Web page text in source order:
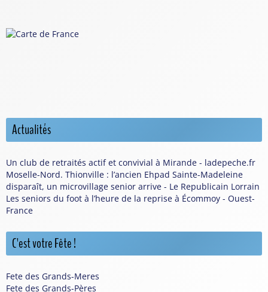
Actualités
Un club de retraités actif et convivial à Mirande - ladepeche.fr
Moselle-Nord. Thionville : l’ancien Ehpad Sainte-Madeleine
disparaît, un microvillage senior arrive - Le Republicain Lorrain
Les seniors du foot à l’heure de la reprise à Écommoy - Ouest-
France
C'est votre Fête !
Fete des Grands-Meres
Fete des Grands-Pères